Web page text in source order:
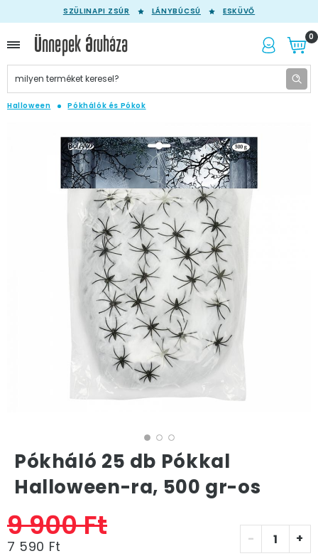
SZÜLINAPI ZSÚR LÁNYBÚCSÚ ESKÜVŐ
0
Halloween Pókhálók és Pókok
Pókháló 25 db Pókkal
Halloween-ra, 500 gr-os
9 900 Ft
7 590 Ft - +